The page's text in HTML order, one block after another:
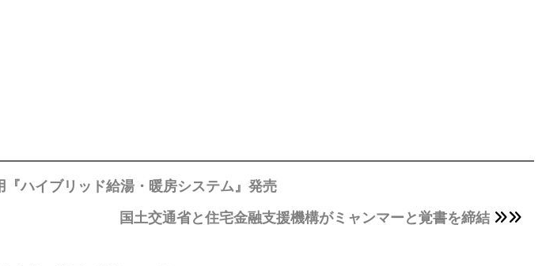
『ハイブリッド給湯・暖房システム』発売
国土交通省と住宅金融支援機構がミャンマーと覚書を締結